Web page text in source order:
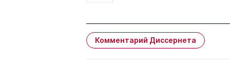
Комментарий Диссернета